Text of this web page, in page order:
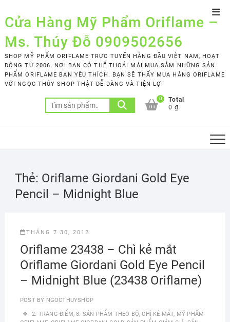
to
content
Cửa Hàng Mỹ Phẩm Oriflame –
Ms. Thúy Đỗ 0909502656
SHOP MỸ PHẨM ORIFLAME TRỰC TUYẾN HÀNG ĐẦU VIỆT NAM, HOẠT
ĐỘNG TỪ 2006. NƠI BẠN CÓ THỂ THOẢI MÁI MUA SẮM NHỮNG SẢN
PHẨM ORIFLAME BẠN YÊU THÍCH. BẠN SẼ THẤY MUA HÀNG ORIFLAME
VỚI NGỌC THÚY SHOP THẬT DỄ DÀNG VÀ TIỆN LỢI
Tìm
kiếm:
0
Total
0 ₫
Thẻ: Oriflame Giordani Gold Eye
Pencil – Midnight Blue
THÁNG 7 30, 2012
Oriflame 23438 – Chì kẻ mắt
Oriflame Giordani Gold Eye Pencil
– Midnight Blue (23438 Oriflame)
POST BY NGOCTHUYSHOP
2. TRANG ĐIỂM,8. SẢN PHẨM THEO BỘ,CHÌ KẺ MẮT, MỸ PHẨM